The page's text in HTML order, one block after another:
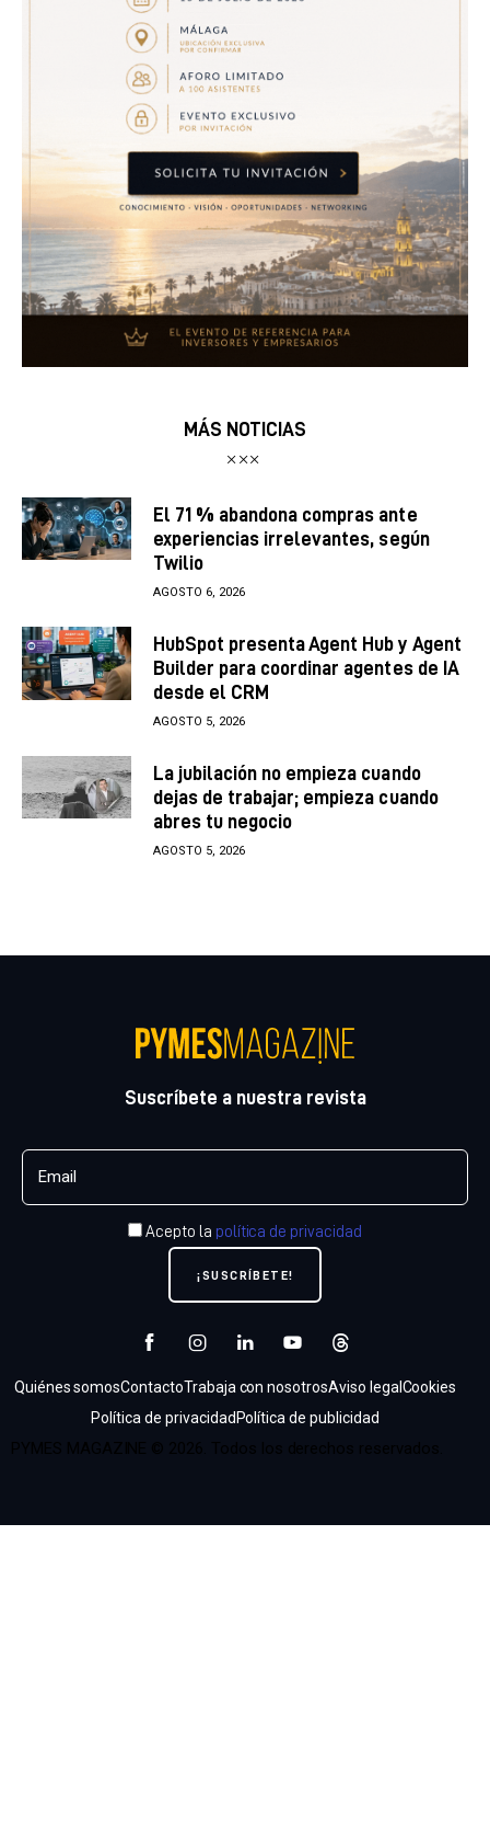
MÁS NOTICIAS
El 71 % abandona compras ante
experiencias irrelevantes, según
Twilio
AGOSTO 6, 2026
HubSpot presenta Agent Hub y Agent
Builder para coordinar agentes de IA
desde el CRM
AGOSTO 5, 2026
La jubilación no empieza cuando
dejas de trabajar; empieza cuando
abres tu negocio
AGOSTO 5, 2026
Suscríbete a nuestra revista
Acepto la política de privacidad
Quiénes somosContactoTrabaja con nosotrosAviso legal Cookies
Política de privacidad Política de publicidad